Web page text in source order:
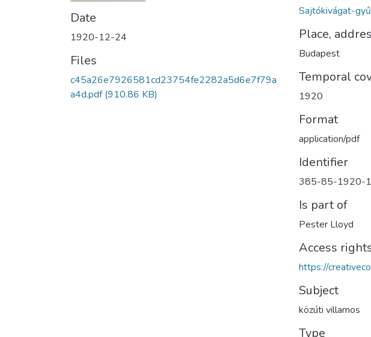
Date
1920-12-24
Files
c45a26e7926581cd23754fe2282a5d6e7f79a
a4d.pdf(910.86 KB)
Sajtókivágat-
Place,
Budapest
Temporal
1920
Format
application/pdf
Identifier
385-85-1920-
Is part of
Pester Lloyd
Access
https://
Subject
közúti villamos
Type